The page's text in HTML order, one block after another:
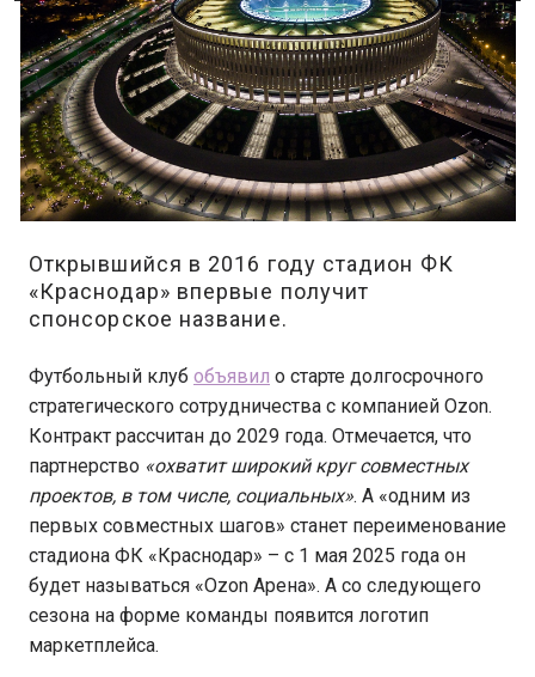
Открывшийся в 2016 году стадион ФК
«Краснодар» впервые получит
спонсорское название.
Футбольный клуб объявил о старте долгосрочного
стратегического сотрудничества с компанией Ozon.
Контракт рассчитан до 2029 года. Отмечается, что
партнерство «охватит широкий круг совместных
проектов, в том числе, социальных». А «одним из
первых совместных шагов» станет переименование
стадиона ФК «Краснодар» – с 1 мая 2025 года он
будет называться «Ozon Арена». А со следующего
сезона на форме команды появится логотип
маркетплейса.